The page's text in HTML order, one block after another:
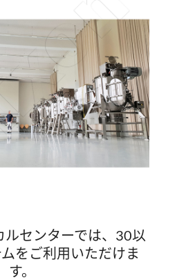
ルセンターでは、30以
ムをご利用いただけま
す。